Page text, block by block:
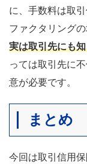
に、手数料は取
ファクタリングの
実は取引先にも
っては取引先に
意が必要です。
まとめ
今回は取引信用